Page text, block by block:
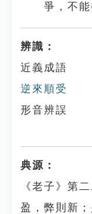
爭，不
辨識：
近義成語
逆來順受
形音辨誤
典源：
《老子》第
盈，弊則新